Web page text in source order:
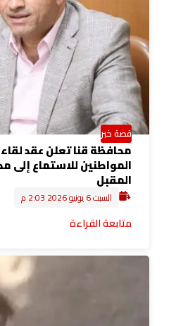
قصة خبر
محافظة قنا تعلن عقد
المواطنين للاستماع إلى
المقبل
السبت 6 يونيو 2026 2:03 م
متابعة القراءة